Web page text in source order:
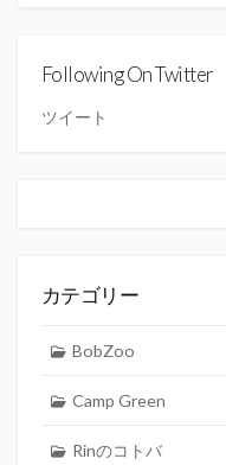
Following On Twitter
ツイート
カテゴリー
BobZoo
Camp Green
Rinのコトバ